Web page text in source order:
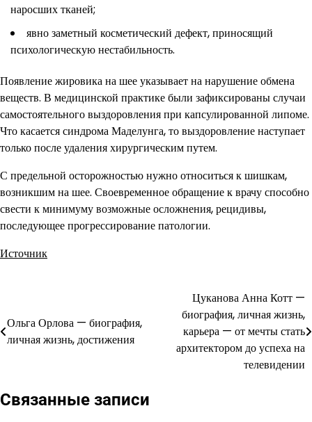
наросших тканей;
явно заметный косметический дефект, приносящий
психологическую нестабильность.
Появление жировика на шее указывает на нарушение обмена
веществ. В медицинской практике были зафиксированы случаи
самостоятельного выздоровления при капсулированной липоме.
Что касается синдрома Маделунга, то выздоровление наступает
только после удаления хирургическим путем.
С предельной осторожностью нужно относиться к шишкам,
возникшим на шее. Своевременное обращение к врачу способно
свести к минимуму возможные осложнения, рецидивы,
последующее прогрессирование патологии.
Источник
по
Ольга Орлова — биография,
личная жизнь, достижения
Цуканова Анна Котт —
биография, личная жизнь,
карьера — от мечты стать
архитектором до успеха на
телевидении
Связанные записи